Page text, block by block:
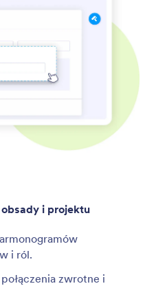
i projektu
i ról.
zwrotne i